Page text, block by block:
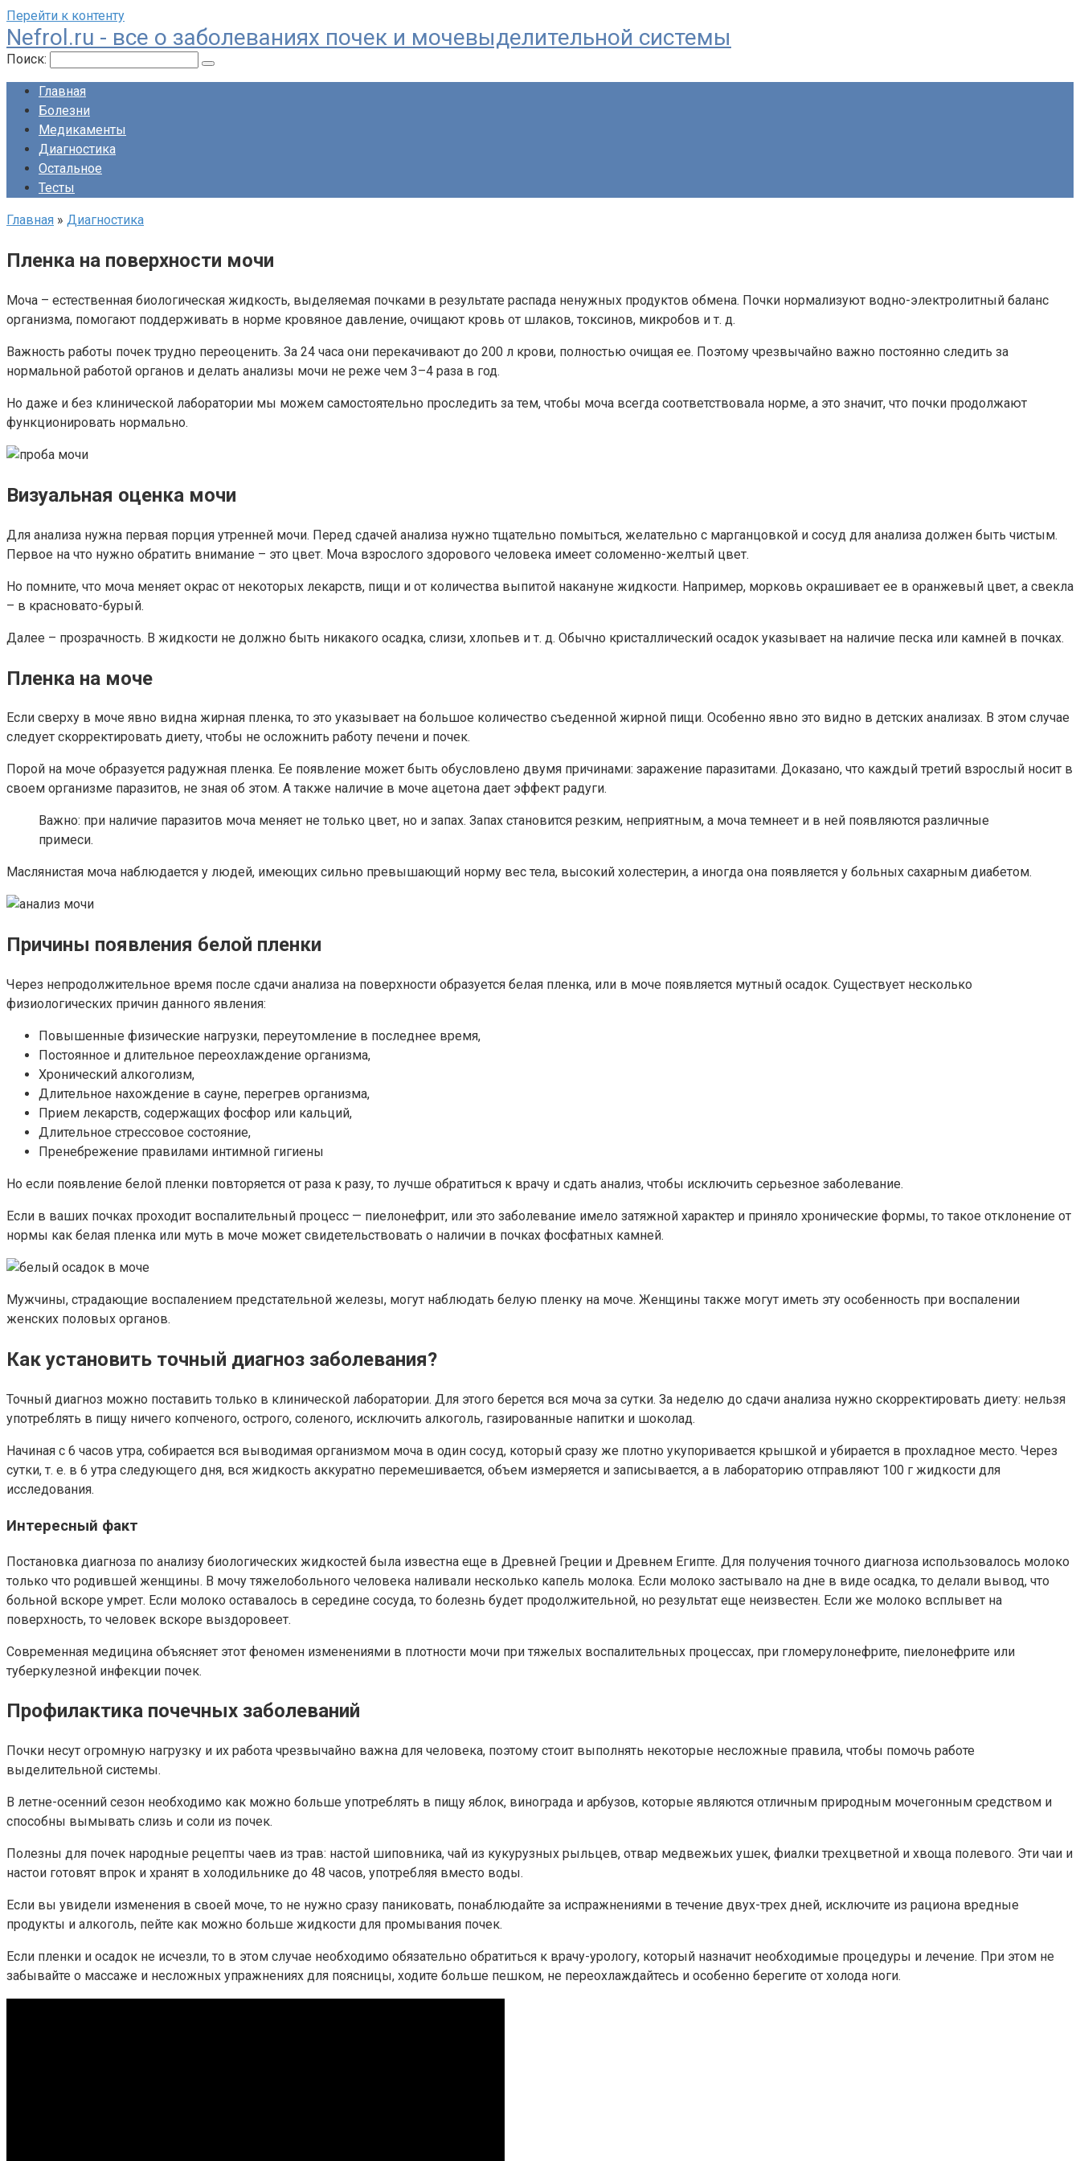
Перейти к контенту
Nefrol.ru - все о заболеваниях почек и мочевыделительной системы
Поиск:
Главная
Болезни
Медикаменты
Диагностика
Остальное
Тесты
Главная » Диагностика
Пленка на поверхности мочи
Моча – естественная биологическая жидкость, выделяемая почками в результате распада ненужных продуктов обмена. Почки нормализуют водно-электролитный баланс
организма, помогают поддерживать в норме кровяное давление, очищают кровь от шлаков, токсинов, микробов и т. д.
Важность работы почек трудно переоценить. За 24 часа они перекачивают до 200 л крови, полностью очищая ее. Поэтому чрезвычайно важно постоянно следить за
нормальной работой органов и делать анализы мочи не реже чем 3–4 раза в год.
Но даже и без клинической лаборатории мы можем самостоятельно проследить за тем, чтобы моча всегда соответствовала норме, а это значит, что почки продолжают
функционировать нормально.
Визуальная оценка мочи
Для анализа нужна первая порция утренней мочи. Перед сдачей анализа нужно тщательно помыться, желательно с марганцовкой и сосуд для анализа должен быть чистым.
Первое на что нужно обратить внимание – это цвет. Моча взрослого здорового человека имеет соломенно-желтый цвет.
Но помните, что моча меняет окрас от некоторых лекарств, пищи и от количества выпитой накануне жидкости. Например, морковь окрашивает ее в оранжевый цвет, а свекла
– в красновато-бурый.
Далее – прозрачность. В жидкости не должно быть никакого осадка, слизи, хлопьев и т. д. Обычно кристаллический осадок указывает на наличие песка или камней в почках.
Пленка на моче
Если сверху в моче явно видна жирная пленка, то это указывает на большое количество съеденной жирной пищи. Особенно явно это видно в детских анализах. В этом случае
следует скорректировать диету, чтобы не осложнить работу печени и почек.
Порой на моче образуется радужная пленка. Ее появление может быть обусловлено двумя причинами: заражение паразитами. Доказано, что каждый третий взрослый носит в
своем организме паразитов, не зная об этом. А также наличие в моче ацетона дает эффект радуги.
Важно: при наличие паразитов моча меняет не только цвет, но и запах. Запах становится резким, неприятным, а моча темнеет и в ней появляются различные
примеси.
Маслянистая моча наблюдается у людей, имеющих сильно превышающий норму вес тела, высокий холестерин, а иногда она появляется у больных сахарным диабетом.
Причины появления белой пленки
Через непродолжительное время после сдачи анализа на поверхности образуется белая пленка, или в моче появляется мутный осадок. Существует несколько
физиологических причин данного явления:
Повышенные физические нагрузки, переутомление в последнее время,
Постоянное и длительное переохлаждение организма,
Хронический алкоголизм,
Длительное нахождение в сауне, перегрев организма,
Прием лекарств, содержащих фосфор или кальций,
Длительное стрессовое состояние,
Пренебрежение правилами интимной гигиены
Но если появление белой пленки повторяется от раза к разу, то лучше обратиться к врачу и сдать анализ, чтобы исключить серьезное заболевание.
Если в ваших почках проходит воспалительный процесс — пиелонефрит, или это заболевание имело затяжной характер и приняло хронические формы, то такое отклонение от
нормы как белая пленка или муть в моче может свидетельствовать о наличии в почках фосфатных камней.
Мужчины, страдающие воспалением предстательной железы, могут наблюдать белую пленку на моче. Женщины также могут иметь эту особенность при воспалении
женских половых органов.
Как установить точный диагноз заболевания?
Точный диагноз можно поставить только в клинической лаборатории. Для этого берется вся моча за сутки. За неделю до сдачи анализа нужно скорректировать диету: нельзя
употреблять в пищу ничего копченого, острого, соленого, исключить алкоголь, газированные напитки и шоколад.
Начиная с 6 часов утра, собирается вся выводимая организмом моча в один сосуд, который сразу же плотно укупоривается крышкой и убирается в прохладное место. Через
сутки, т. е. в 6 утра следующего дня, вся жидкость аккуратно перемешивается, объем измеряется и записывается, а в лабораторию отправляют 100 г жидкости для
исследования.
Интересный факт
Постановка диагноза по анализу биологических жидкостей была известна еще в Древней Греции и Древнем Египте. Для получения точного диагноза использовалось молоко
только что родившей женщины. В мочу тяжелобольного человека наливали несколько капель молока. Если молоко застывало на дне в виде осадка, то делали вывод, что
больной вскоре умрет. Если молоко оставалось в середине сосуда, то болезнь будет продолжительной, но результат еще неизвестен. Если же молоко всплывет на
поверхность, то человек вскоре выздоровеет.
Современная медицина объясняет этот феномен изменениями в плотности мочи при тяжелых воспалительных процессах, при гломерулонефрите, пиелонефрите или
туберкулезной инфекции почек.
Профилактика почечных заболеваний
Почки несут огромную нагрузку и их работа чрезвычайно важна для человека, поэтому стоит выполнять некоторые несложные правила, чтобы помочь работе
выделительной системы.
В летне-осенний сезон необходимо как можно больше употреблять в пищу яблок, винограда и арбузов, которые являются отличным природным мочегонным средством и
способны вымывать слизь и соли из почек.
Полезны для почек народные рецепты чаев из трав: настой шиповника, чай из кукурузных рыльцев, отвар медвежьих ушек, фиалки трехцветной и хвоща полевого. Эти чаи и
настои готовят впрок и хранят в холодильнике до 48 часов, употребляя вместо воды.
Если вы увидели изменения в своей моче, то не нужно сразу паниковать, понаблюдайте за испражнениями в течение двух-трех дней, исключите из рациона вредные
продукты и алкоголь, пейте как можно больше жидкости для промывания почек.
Если пленки и осадок не исчезли, то в этом случае необходимо обязательно обратиться к врачу-урологу, который назначит необходимые процедуры и лечение. При этом не
забывайте о массаже и несложных упражнениях для поясницы, ходите больше пешком, не переохлаждайтесь и особенно берегите от холода ноги.